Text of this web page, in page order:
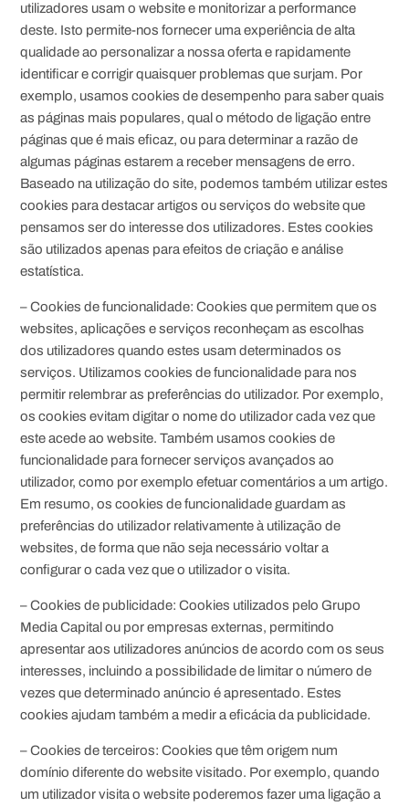
utilizadores usam o website e monitorizar a performance
deste. Isto permite-nos fornecer uma experiência de alta
qualidade ao personalizar a nossa oferta e rapidamente
identificar e corrigir quaisquer problemas que surjam. Por
exemplo, usamos cookies de desempenho para saber quais
as páginas mais populares, qual o método de ligação entre
páginas que é mais eficaz, ou para determinar a razão de
algumas páginas estarem a receber mensagens de erro.
Baseado na utilização do site, podemos também utilizar estes
cookies para destacar artigos ou serviços do website que
pensamos ser do interesse dos utilizadores. Estes cookies
são utilizados apenas para efeitos de criação e análise
estatística.
– Cookies de funcionalidade: Cookies que permitem que os
websites, aplicações e serviços reconheçam as escolhas
dos utilizadores quando estes usam determinados os
serviços. Utilizamos cookies de funcionalidade para nos
permitir relembrar as preferências do utilizador. Por exemplo,
os cookies evitam digitar o nome do utilizador cada vez que
este acede ao website. Também usamos cookies de
funcionalidade para fornecer serviços avançados ao
utilizador, como por exemplo efetuar comentários a um artigo.
Em resumo, os cookies de funcionalidade guardam as
preferências do utilizador relativamente à utilização de
websites, de forma que não seja necessário voltar a
configurar o cada vez que o utilizador o visita.
– Cookies de publicidade: Cookies utilizados pelo Grupo
Media Capital ou por empresas externas, permitindo
apresentar aos utilizadores anúncios de acordo com os seus
interesses, incluindo a possibilidade de limitar o número de
vezes que determinado anúncio é apresentado. Estes
cookies ajudam também a medir a eficácia da publicidade.
– Cookies de terceiros: Cookies que têm origem num
domínio diferente do website visitado. Por exemplo, quando
um utilizador visita o website poderemos fazer uma ligação a